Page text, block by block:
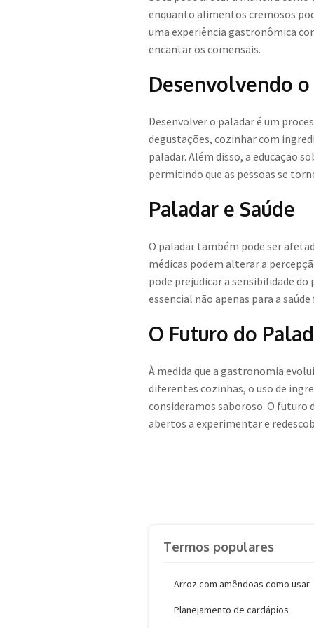
enquanto alimentos cremosos
uma experiência gastronômica
encantar os comensais.
Desenvolvendo
Desenvolver o paladar é um
degustações, cozinhar com
paladar. Além disso, a educação
permitindo que as pessoas se
Paladar e Saúde
O paladar também pode ser
médicas podem alterar a
pode prejudicar a sensibilidade
essencial não apenas para a
O Futuro do
À medida que a gastronomia
diferentes cozinhas, o uso de
consideramos saboroso. O futuro
abertos a experimentar e
Termos populares
Arroz com amêndoas como usar
Planejamento de cardápios